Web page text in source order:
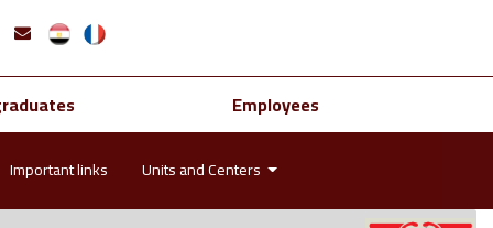
Employees
Important links Units and Centers